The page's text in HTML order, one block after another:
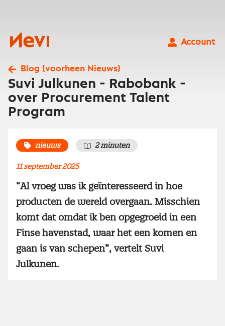
Nevi
Account
Blog (voorheen Nieuws)
Suvi Julkunen - Rabobank -
over Procurement Talent
Program
nieuws 2 minuten
11 september 2025
“Al vroeg was ik geïnteresseerd in hoe
producten de wereld overgaan. Misschien
komt dat omdat ik ben opgegroeid in een
Finse havenstad, waar het een komen en
gaan is van schepen”, vertelt Suvi
Julkunen.